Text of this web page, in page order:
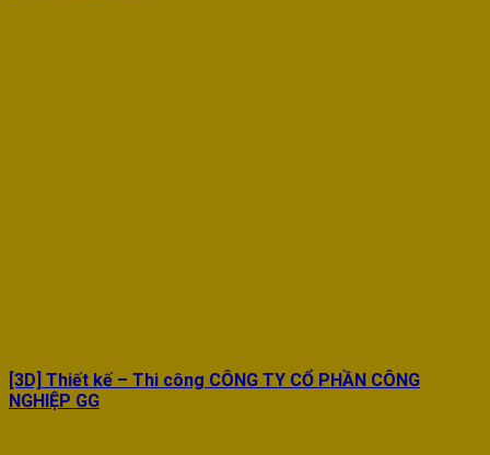
[3D] Thiết kế – Thi công CÔNG TY CỔ PHẦN CÔNG
NGHIỆP GG